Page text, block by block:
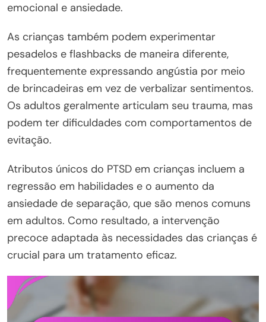
emocional e ansiedade.
As crianças também podem experimentar
pesadelos e flashbacks de maneira diferente,
frequentemente expressando angústia por meio
de brincadeiras em vez de verbalizar sentimentos.
Os adultos geralmente articulam seu trauma, mas
podem ter dificuldades com comportamentos de
evitação.
Atributos únicos do PTSD em crianças incluem a
regressão em habilidades e o aumento da
ansiedade de separação, que são menos comuns
em adultos. Como resultado, a intervenção
precoce adaptada às necessidades das crianças é
crucial para um tratamento eficaz.